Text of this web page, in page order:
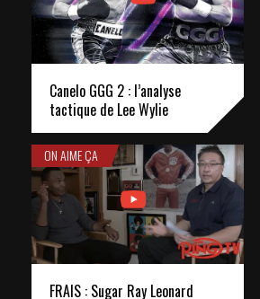
Canelo GGG 2 : l’analyse
tactique de Lee Wylie
ON AIME ÇA
FRAIS : Sugar Ray Leonard